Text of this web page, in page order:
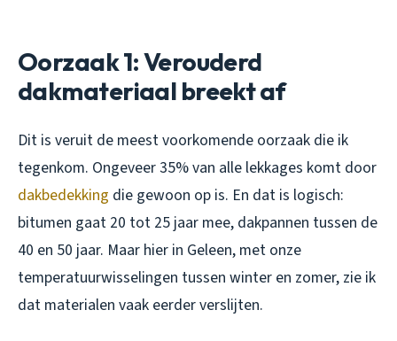
Oorzaak 1: Verouderd
dakmateriaal breekt af
Dit is veruit de meest voorkomende oorzaak die ik
tegenkom. Ongeveer 35% van alle lekkages komt door
dakbedekking die gewoon op is. En dat is logisch:
bitumen gaat 20 tot 25 jaar mee, dakpannen tussen de
40 en 50 jaar. Maar hier in Geleen, met onze
temperatuurwisselingen tussen winter en zomer, zie ik
dat materialen vaak eerder verslijten.